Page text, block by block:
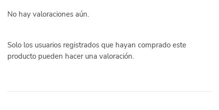
No hay valoraciones aún.
Solo los usuarios registrados que hayan comprado este
producto pueden hacer una valoración.